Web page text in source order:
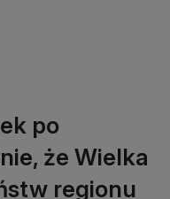
po
że Wielka
regionu